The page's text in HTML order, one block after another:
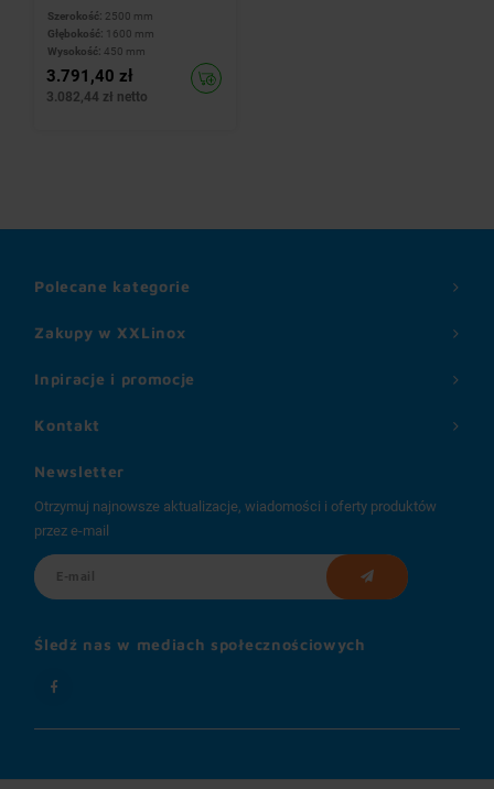
Szerokość: 2500 mm
Głębokość: 1600 mm
Wysokość: 450 mm
3.791,40 zł
3.082,44 zł netto
Zakupy w XXLinox
Inpiracje i promocje
Polecane kategorie
Kontakt
Newsletter
Otrzymuj najnowsze aktualizacje, wiadomości i oferty produktów
przez e-mail
Śledź nas w mediach społecznościowych